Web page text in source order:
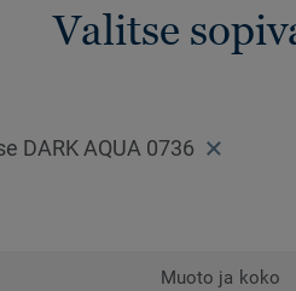
Valitse
DARK AQUA 0736
Muoto ja koko